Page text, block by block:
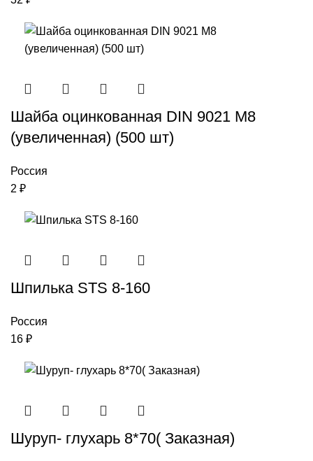
Шайба оцинкованная DIN 9021 М8
(увеличенная) (500 шт)
Россия
2 ₽
Шпилька STS 8-160
Россия
16 ₽
Шуруп- глухарь 8*70( Заказная)